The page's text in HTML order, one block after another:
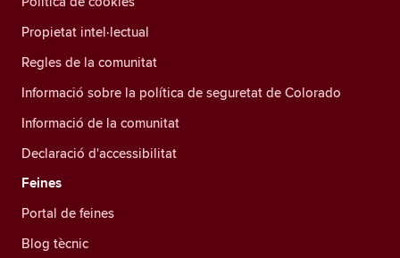
Propietat intel·lectual
Regles de la comunitat
Informació sobre la política de seguretat de Colorado
Informació de la comunitat
Declaració d'accessibilitat
Feines
Portal de feines
Blog tècnic